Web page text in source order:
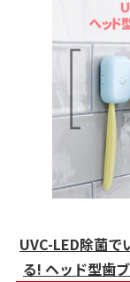
UVC-LED除菌で
る! ヘッド型歯